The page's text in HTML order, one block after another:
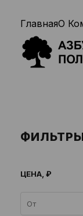
ГлавнаяО
ЦЕНА, ₽